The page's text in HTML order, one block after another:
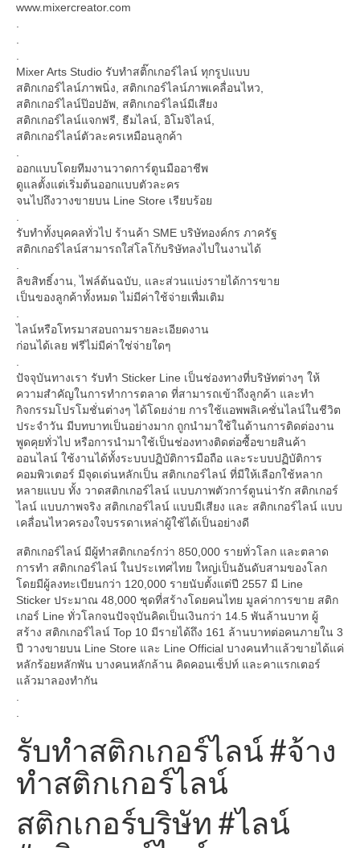
www.mixercreator.com
Mixer Arts Studio รับทำสติ๊กเกอร์ไลน์ ทุกรูปแบบ
สติกเกอร์ไลน์ภาพนิ่ง, สติกเกอร์ไลน์ภาพเคลื่อนไหว,
สติกเกอร์ไลน์ป๊อปอัพ, สติกเกอร์ไลน์มีเสียง
สติกเกอร์ไลน์แจกฟรี, ธีมไลน์, อิโมจิไลน์,
สติกเกอร์ไลน์ตัวละครเหมือนลูกค้า
ออกแบบโดยทีมงานวาดการ์ตูนมืออาชีพ
ดูแลตั้งแต่เริ่มต้นออกแบบตัวละคร
จนไปถึงวางขายบน Line Store เรียบร้อย
รับทำทั้งบุคคลทั่วไป ร้านค้า SME บริษัทองค์กร ภาครัฐ
สติกเกอร์ไลน์สามารถใส่โลโก้บริษัทลงไปในงานได้
ลิขสิทธิ์งาน, ไฟล์ต้นฉบับ, และส่วนแบ่งรายได้การขาย
เป็นของลูกค้าทั้งหมด ไม่มีค่าใช้จ่ายเพื่มเติม
ไลน์หรือโทรมาสอบถามรายละเอียดงาน
ก่อนได้เลย ฟรีไม่มีค่าใช่จ่ายใดๆ
ปัจจุบันทางเรา รับทำ Sticker Line เป็นช่องทางที่บริษัทต่างๆ ให้
ความสำคัญในการทำการตลาด ที่สามารถเข้าถึงลูกค้า และทำ
กิจกรรมโปรโมชั่นต่างๆ ได้โดยง่าย การใช้แอพพลิเคชั่นไลน์ในชีวิต
ประจำวัน มีบทบาทเป็นอย่างมาก ถูกนำมาใช้ในด้านการติดต่องาน
พูดคุยทั่วไป หรือการนำมาใช้เป็นช่องทางติดต่อซื้อขายสินค้า
ออนไลน์ ใช้งานได้ทั้งระบบปฏิบัติการมือถือ และระบบปฏิบัติการ
คอมพิวเตอร์ มีจุดเด่นหลักเป็น สติกเกอร์ไลน์ ที่มีให้เลือกใช้หลาก
หลายแบบ ทั้ง วาดสติกเกอร์ไลน์ แบบภาพตัวการ์ตูนน่ารัก สติกเกอร์
ไลน์ แบบภาพจริง สติกเกอร์ไลน์ แบบมีเสียง และ สติกเกอร์ไลน์ แบบ
เคลื่อนไหวครองใจบรรดาเหล่าผู้ใช้ได้เป็นอย่างดี
สติกเกอร์ไลน์ มีผู้ทำสติกเกอร์กว่า 850,000 รายทั่วโลก และตลาด
การทำ สติกเกอร์ไลน์ ในประเทศไทย ใหญ่เป็นอันดับสามของโลก
โดยมีผู้ลงทะเบียนกว่า 120,000 รายนับตั้งแต่ปี 2557 มี Line
Sticker ประมาณ 48,000 ชุดที่สร้างโดยคนไทย มูลค่าการขาย สติก
เกอร์ Line ทั่วโลกจนปัจจุบันคิดเป็นเงินกว่า 14.5 พันล้านบาท ผู้
สร้าง สติกเกอร์ไลน์ Top 10 มีรายได้ถึง 161 ล้านบาทต่อคนภายใน 3
ปี วางขายบน Line Store และ Line Official บางคนทำแล้วขายได้แค่
หลักร้อยหลักพัน บางคนหลักล้าน คิดคอนเซ็ปท์ และคาแรกเตอร์
แล้วมาลองทำกัน
รับทำสติกเกอร์ไลน์ #จ้าง
ทำสติกเกอร์ไลน์
สติกเกอร์บริษัท #ไลน์